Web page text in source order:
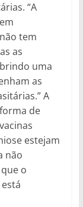
“A
tem
as
uma
as
A
de
estejam
não
o